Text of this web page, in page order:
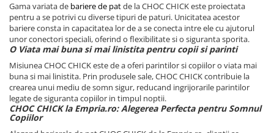
Gama variata de bariere de patde la CHOC CHICK este proiectata
pentru a se potrivi cu diverse tipuri de paturi. Unicitatea acestor
bariere consta in capacitatea lor de a se conecta intre ele cu ajutorul
unor conectori speciali, oferind o flexibilitate si o siguranta sporita.
O Viata mai buna si mai linistita pentru copii si parinti
Misiunea CHOC CHICK este de a oferi parintilor si copiilor o viata mai
buna si mai linistita. Prin produsele sale, CHOC CHICK contribuie la
crearea unui mediu de somn sigur, reducand ingrijorarile parintilor
legate de siguranta copiilor in timpul noptii.
CHOC CHICK la Empria.ro: Alegerea Perfecta pentru Somnul
Copiilor